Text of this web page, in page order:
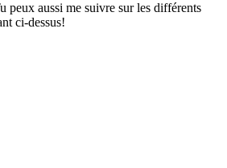
peux aussi me suivre sur les différents
ci-dessus!